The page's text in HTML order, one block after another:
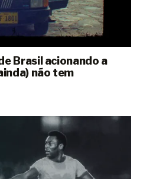
Brasil acionando a
não tem